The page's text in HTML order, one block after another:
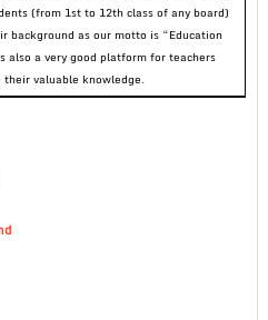
(from 1st to 12th class of any board)
background as our motto is “Education
also a very good platform for teachers
valuable knowledge.